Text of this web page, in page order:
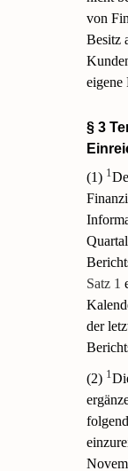
von
Besitz
eigene
§ 3
(1) 1
Satz 1
der
(2) 1